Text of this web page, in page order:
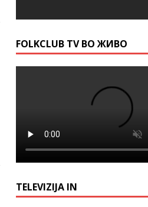
FOLKCLUB TV ВО ЖИВО
TELEVIZIJA IN